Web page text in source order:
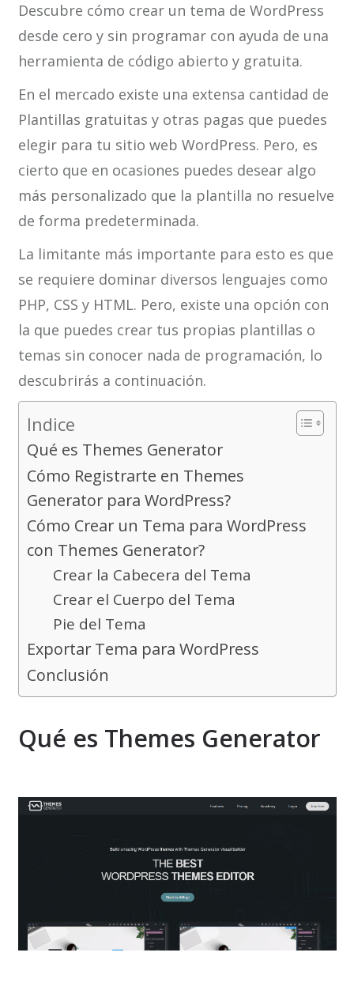
Descubre cómo crear un tema de WordPress
desde cero y sin programar con ayuda de una
herramienta de código abierto y gratuita.
En el mercado existe una extensa cantidad de
Plantillas gratuitas y otras pagas que puedes
elegir para tu sitio web WordPress. Pero, es
cierto que en ocasiones puedes desear algo
más personalizado que la plantilla no resuelve
de forma predeterminada.
La limitante más importante para esto es que
se requiere dominar diversos lenguajes como
PHP, CSS y HTML. Pero, existe una opción con
la que puedes crear tus propias plantillas o
temas sin conocer nada de programación, lo
descubrirás a continuación.
Indice
Qué es Themes Generator
Cómo Registrarte en Themes
Generator para WordPress?
Cómo Crear un Tema para WordPress
con Themes Generator?
Crear la Cabecera del Tema
Crear el Cuerpo del Tema
Pie del Tema
Exportar Tema para WordPress
Conclusión
Qué es Themes Generator